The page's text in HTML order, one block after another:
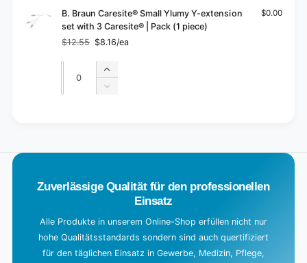
B. Braun Caresite® Small Ylumy Y-extension
set with 3 Caresite® | Pack (1 piece)
Regular
price
$12.55
Sale
price
$8.16/ea
$0.00
Quantity
Increase
quantity
Decrease
a
Zuverlässige Qualität für den professionellen
Einsatz
Alle Produkte in unserem Online-Shop erfüllen nicht nur
hohe Qualitätsstandards sondern sind auch quertifiziert
für den täglichen Einsatz in Gewerbe, Medizin, Pflege,